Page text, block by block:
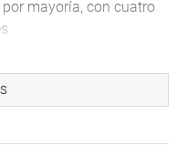
mayoría, con cuatro
que no tienen que
soberanía, dominio,